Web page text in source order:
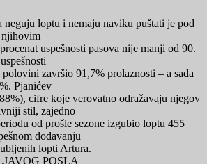
neguju loptu i nemaju naviku puštati je pod
uspešnosti pasova nije manji od 90.
završio 91,7% prolaznosti – a sada
Pjanićev
cifre koje verovatno odražavaju njegov
stil, zajedno
od prošle sezone izgubio loptu 455
dodavanju
lopti Artura.
POSLA